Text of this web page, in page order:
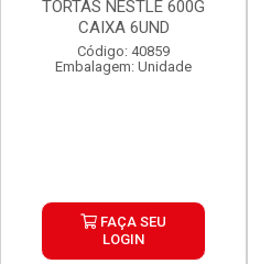
TORTAS NESTLE 600G
CAIXA 6UND
Código: 40859
Embalagem: Unidade
FAÇA SEU
LOGIN